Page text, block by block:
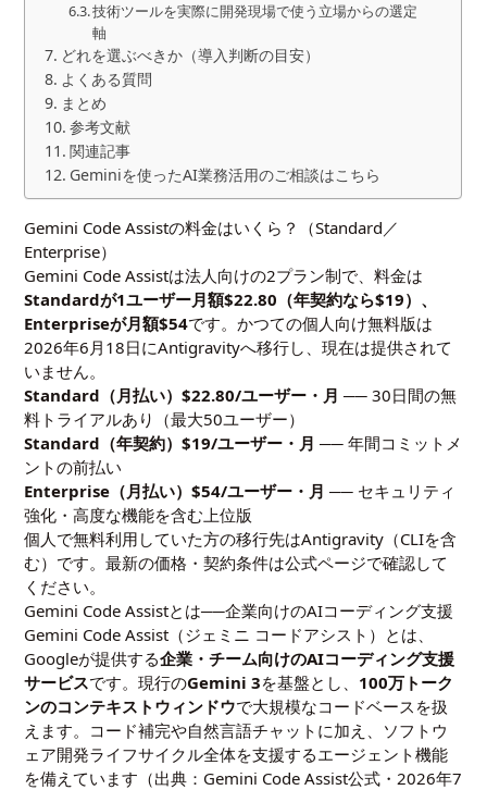
技術ツールを実際に開発現場で使う立場からの選定
軸
どれを選ぶべきか（導入判断の目安）
よくある質問
まとめ
参考文献
関連記事
Geminiを使ったAI業務活用のご相談はこちら
Gemini Code Assistの料金はいくら？（Standard／
Enterprise）
Gemini Code Assistは法人向けの2プラン制で、料金は
Standardが1ユーザー月額$22.80（年契約なら$19）、
Enterpriseが月額$54です。かつての個人向け無料版は
2026年6月18日にAntigravityへ移行し、現在は提供されて
いません。
Standard（月払い）$22.80/ユーザー・月 ── 30日間の無
料トライアルあり（最大50ユーザー）
Standard（年契約）$19/ユーザー・月 ── 年間コミットメ
ントの前払い
Enterprise（月払い）$54/ユーザー・月 ── セキュリティ
強化・高度な機能を含む上位版
個人で無料利用していた方の移行先はAntigravity（CLIを含
む）です。最新の価格・契約条件は公式ページで確認して
ください。
Gemini Code Assistとは──企業向けのAIコーディング支援
Gemini Code Assist（ジェミニ コードアシスト）とは、
Googleが提供する企業・チーム向けのAIコーディング支援
サービスです。現行のGemini 3を基盤とし、 100万トーク
ンのコンテキストウィンドウで大規模なコードベースを扱
えます。コード補完や自然言語チャットに加え、ソフトウ
ェア開発ライフサイクル全体を支援するエージェント機能
を備えています（出典： Gemini Code Assist公式 ・2026年7